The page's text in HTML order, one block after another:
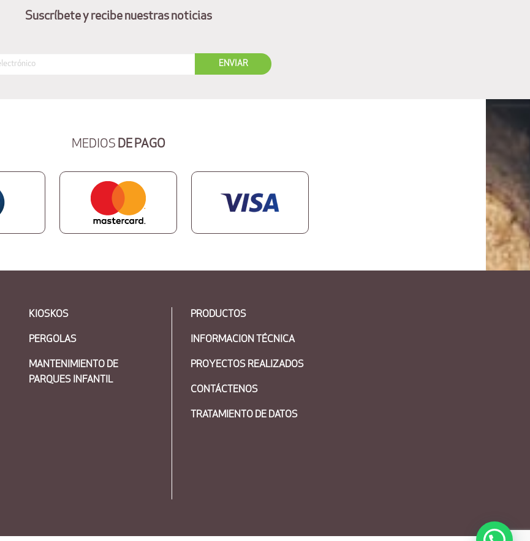
Suscríbete y recibe nuestras noticias
MEDIOS DE PAGO
KIOSKOS
PERGOLAS
MANTENIMIENTO DE
PARQUES INFANTIL
PRODUCTOS
INFORMACION TÉCNICA
PROYECTOS REALIZADOS
CONTÁCTENOS
TRATAMIENTO DE DATOS